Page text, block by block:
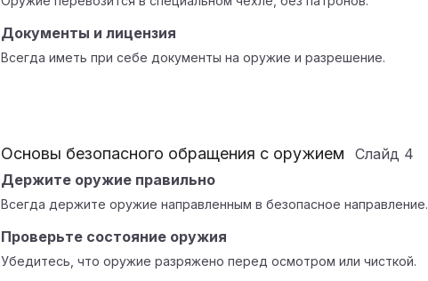
Документы и лицензия
Всегда иметь при себе документы на оружие и разрешение.
Основы безопасного обращения с оружием Слайд 4
Держите оружие правильно
Всегда держите оружие направленным в безопасное направление.
Проверьте состояние оружия
Убедитесь, что оружие разряжено перед осмотром или чисткой.